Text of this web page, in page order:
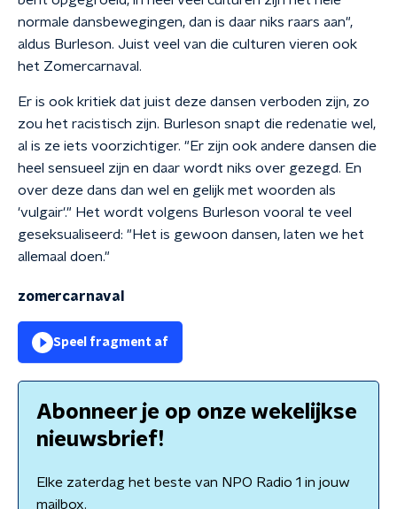
normale dansbewegingen, dan is daar niks raars aan",
aldus Burleson. Juist veel van die culturen vieren ook
het Zomercarnaval.
Er is ook kritiek dat juist deze dansen verboden zijn, zo
zou het racistisch zijn. Burleson snapt die redenatie wel,
al is ze iets voorzichtiger. "Er zijn ook andere dansen die
heel sensueel zijn en daar wordt niks over gezegd. En
over deze dans dan wel en gelijk met woorden als
'vulgair'." Het wordt volgens Burleson vooral te veel
geseksualiseerd: "Het is gewoon dansen, laten we het
allemaal doen."
zomercarnaval
Speel fragment af
Abonneer je op onze wekelijkse
nieuwsbrief!
Elke zaterdag het beste van NPO Radio 1 in jouw
mailbox.